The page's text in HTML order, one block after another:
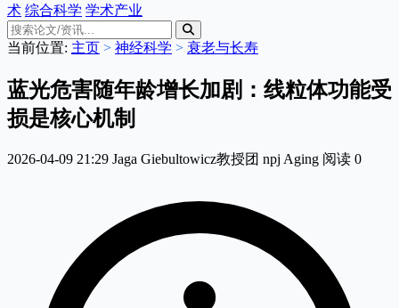
术 综合科学 学术产业
当前位置: 主页 > 神经科学 > 衰老与长寿
蓝光危害随年龄增长加剧：线粒体功能受
损是核心机制
2026-04-09 21:29 Jaga Giebultowicz教授团 npj Aging 阅读 0